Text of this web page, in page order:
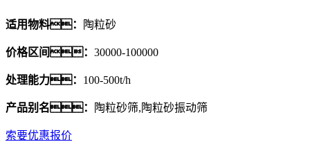
适用物料： 陶粒砂
价格区间： 30000-100000
处理能力： 100-500t/h
产品别名： 陶粒砂筛,陶粒砂振动筛
索要优惠报价